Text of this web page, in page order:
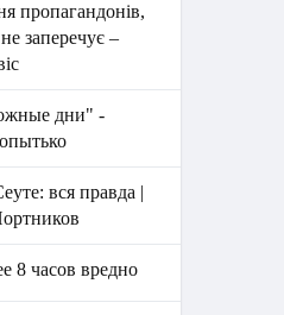
пропагандонів,
заперечує –
дни" -
вся правда |
8 часов вредно